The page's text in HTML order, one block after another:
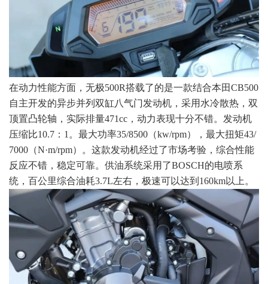
在动力性能方面，无极500R搭载了的是一款结合本田CB500
自主开发的异步并列双缸八气门发动机，采用水冷散热，双
顶置凸轮轴，实际排量471cc，动力表现十分不错。发动机
压缩比10.7：1。最大功率35/8500（kw/rpm），最大扭矩43/
7000（N·m/rpm）。这款发动机经过了市场考验，综合性能
反应不错，稳定可靠。供油系统采用了BOSCH的电喷系
统，百公里综合油耗3.7L左右，极速可以达到160km以上。